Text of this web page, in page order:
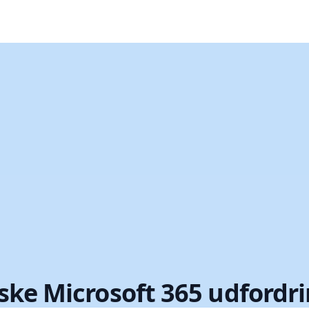
Microsoft 365